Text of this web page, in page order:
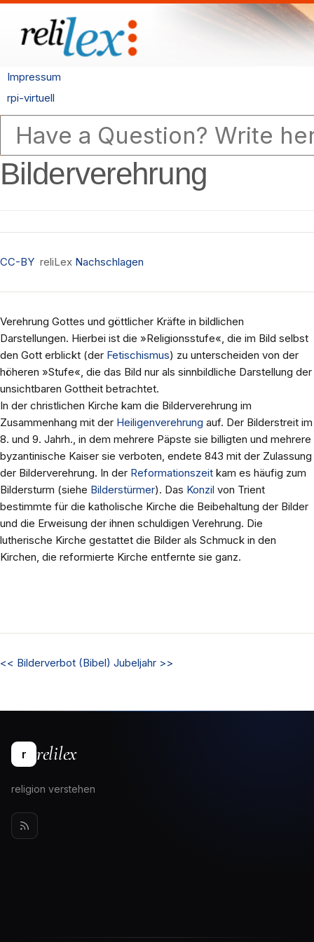
Impressum
rpi-virtuell
Bilderverehrung
CC-BY reliLex Nachschlagen
Verehrung Gottes und göttlicher Kräfte in bildlichen
Darstellungen. Hierbei ist die »Religionsstufe«, die im Bild selbst
den Gott erblickt (der Fetischismus) zu unterscheiden von der
höheren »Stufe«, die das Bild nur als sinnbildliche Darstellung der
unsichtbaren Gottheit betrachtet.
In der christlichen Kirche kam die Bilderverehrung im
Zusammenhang mit der Heiligenverehrung auf. Der Bilderstreit im
8. und 9. Jahrh., in dem mehrere Päpste sie billigten und mehrere
byzantinische Kaiser sie verboten, endete 843 mit der Zulassung
der Bilderverehrung. In der Reformationszeit kam es häufig zum
Bildersturm (siehe Bilderstürmer). Das Konzil von Trient
bestimmte für die katholische Kirche die Beibehaltung der Bilder
und die Erweisung der ihnen schuldigen Verehrung. Die
lutherische Kirche gestattet die Bilder als Schmuck in den
Kirchen, die reformierte Kirche entfernte sie ganz.
<< Bilderverbot (Bibel) Jubeljahr >>
r relilex
religion verstehen